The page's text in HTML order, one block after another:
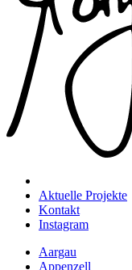
Aktuelle Projekte
Kontakt
Instagram
Aargau
Appenzell